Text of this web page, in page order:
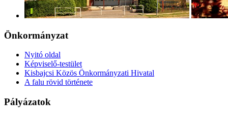
Önkormányzat
Nyitó oldal
Képviselő-testület
Kisbajcsi Közös Önkormányzati Hivatal
A falu rövid története
Pályázatok